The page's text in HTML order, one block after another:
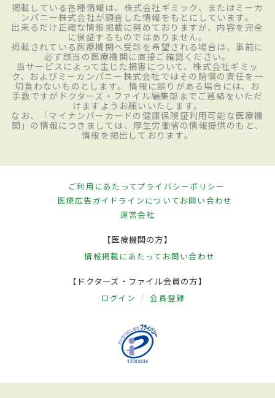
掲載している各種情報は、株式会社ギミック、またはミーカ
ンパニー株式会社が調査した情報をもとにしています。
出来るだけ正確な情報掲載に努めておりますが、内容を完全
に保証するものではありません。
掲載されている医療機関へ受診を希望される場合は、事前に
必ず該当の医療機関に直接ご確認ください。
当サービスによって生じた損害について、株式会社ギミッ
ク、およびミーカンパニー株式会社ではその賠償の責任を一
切負わないものとします。 情報に誤りがある場合には、お
手数ですがドクターズ・ファイル編集部までご連絡をいただ
けますようお願いいたします。
なお、「マイナンバーカードの健康保険証利用可能な医療機
関」の情報につきましては、厚生労働省の情報提供のもと、
情報を掲出しております。
ご利用にあたってプライバシーポリシー
医療広告ガイドラインについてお問い合わせ
運営会社
【医療機関の方】
情報掲載にあたって お問い合わせ
【ドクターズ・ファイル会員の方】
ログイン 会員登録